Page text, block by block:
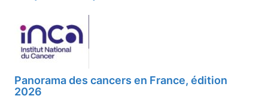
Panorama des cancers en France, édition
2026